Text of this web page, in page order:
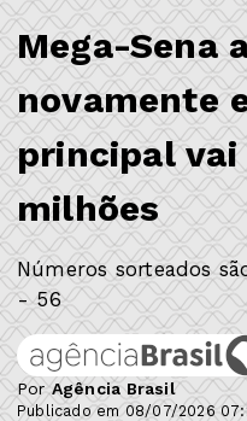
Mega-Sena
novamente
principal vai
milhões
Números sorteados
- 56
PorAgência Brasil
Publicado em 08/07/2026